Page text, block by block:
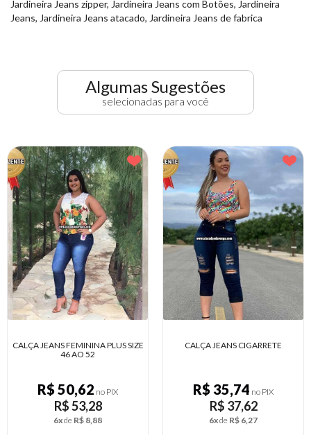
Jardineira Jeans zipper, Jardineira Jeans com Botões, Jardineira
Jeans, Jardineira Jeans atacado, Jardineira Jeans de fabrica
Algumas Sugestões
selecionadas para você
FEMININA PLUS SIZE
50,62no PIX
CALÇA JEANS CIGARRETE
R$ 35,74no PIX
CALÇA